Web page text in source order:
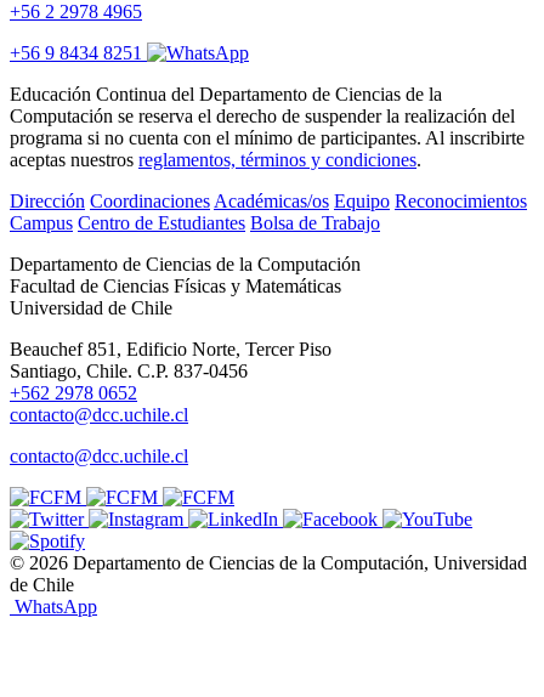
+56 2 2978 4965
+56 9 8434 8251
Educación Continua del Departamento de Ciencias de la
Computación se reserva el derecho de suspender la realización del
programa si no cuenta con el mínimo de participantes. Al inscribirte
aceptas nuestros reglamentos, términos y condiciones.
Dirección Coordinaciones Académicas/os Equipo Reconocimientos
Campus Centro de Estudiantes Bolsa de Trabajo
Departamento de Ciencias de la Computación
Facultad de Ciencias Físicas y Matemáticas
Universidad de Chile
Beauchef 851, Edificio Norte, Tercer Piso
Santiago, Chile. C.P. 837-0456
+562 2978 0652
contacto@dcc.uchile.cl
contacto@dcc.uchile.cl
© 2026 Departamento de Ciencias de la Computación, Universidad
de Chile
WhatsApp